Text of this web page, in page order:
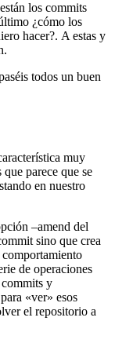
los commits
¿cómo los
hacer?. A estas y
todos un buen
muy
parece que se
en nuestro
–amend del
sino que crea
comportamiento
de operaciones
commits y
«ver» esos
el repositorio a